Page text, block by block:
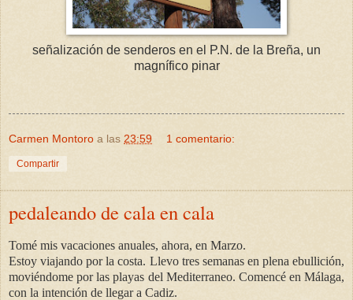
señalización de senderos en el P.N. de la Breña, un
magnífico pinar
Carmen Montoro a las 23:59 1 comentario:
Compartir
pedaleando de cala en cala
Tomé mis vacaciones anuales, ahora, en Marzo.
Estoy viajando por la costa. Llevo tres semanas en plena ebullición,
moviéndome por las playas del Mediterraneo. Comencé en Málaga,
con la intención de llegar a Cadiz.